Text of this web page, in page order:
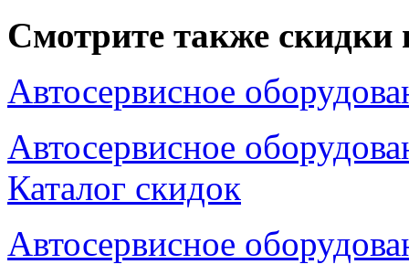
Смотрите также скидки
Автосервисное
Автосервисное
Каталог скидок
Автосервисное